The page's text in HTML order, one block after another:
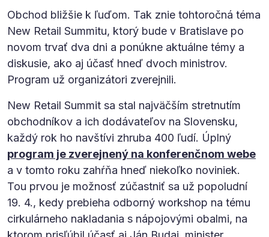
Obchod bližšie k ľuďom. Tak znie tohtoročná téma
New Retail Summitu, ktorý bude v Bratislave po
novom trvať dva dni a ponúkne aktuálne témy a
diskusie, ako aj účasť hneď dvoch ministrov.
Program už organizátori zverejnili.
New Retail Summit sa stal najväčším stretnutím
obchodníkov a ich dodávateľov na Slovensku,
každý rok ho navštívi zhruba 400 ľudí. Úplný
program je zverejnený na konferenčnom webe
a v tomto roku zahŕňa hneď niekoľko noviniek.
Tou prvou je možnosť zúčastniť sa už popoludní
19. 4., kedy prebieha odborný workshop na tému
cirkulárneho nakladania s nápojovými obalmi, na